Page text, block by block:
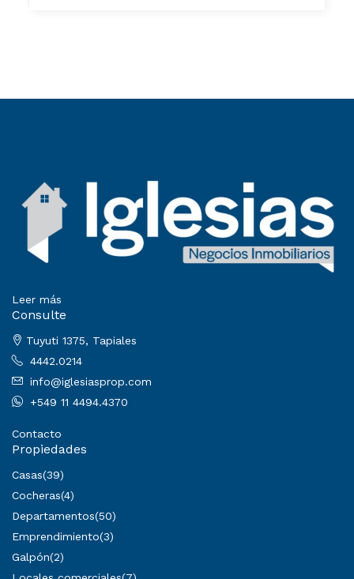
Leer más
Consulte
Tuyuti 1375, Tapiales
4442.0214
info@iglesiasprop.com
+549 11 4494.4370
Contacto
Propiedades
Casas(39)
Cocheras(4)
Departamentos(50)
Emprendimiento(3)
Galpón(2)